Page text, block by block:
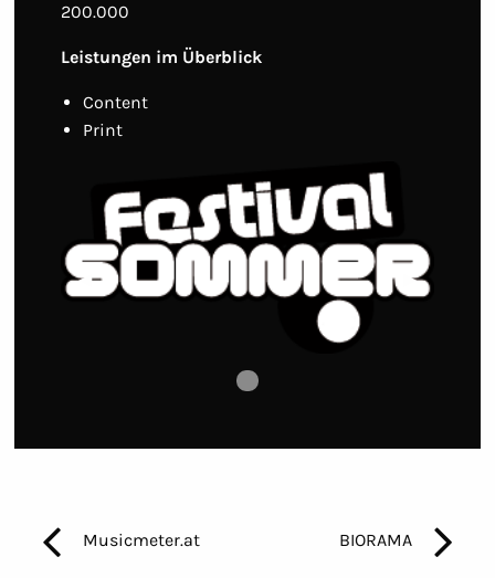
200.000
Leistungen im Überblick
Content
Print
Vorheriges Bild
◀︎ Nächstes
▶︎
Bild 0
Musicmeter.at BIORAMA